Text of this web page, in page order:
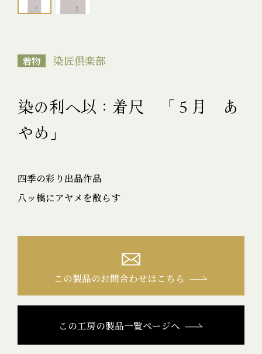
着物 染匠倶楽部
染の利へ以：着尺 「５月 あ
やめ」
四季の彩り出品作品
八ッ橋にアヤメを散らす
この製品のお問合わせはこちら
この工房の製品一覧ページへ